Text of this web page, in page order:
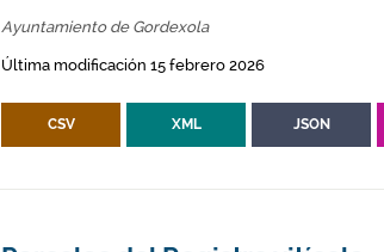
Ayuntamiento de Gordexola
Última modificación 15 febrero 2026
CSV XML JSON